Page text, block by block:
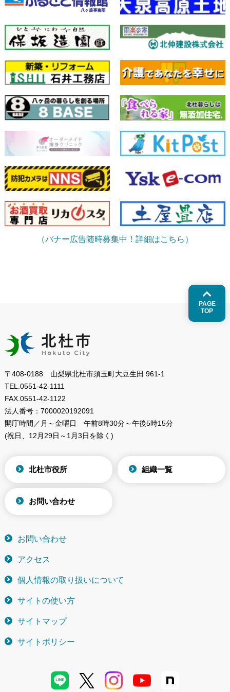
（バナー広告随時募集中！詳細はこちら）
PAGE
TOP
〒408-0188 山梨県北杜市須玉町大豆生田 961-1
TEL. 0551-42-1111
FAX. 0551-42-1122
法人番号： 7000020192091
開庁時間／月～金曜日
午前8時30分～午後5時15分
(祝日、12月29日～1月3日を除く)
北杜市役所 組織一覧
お問い合わせ
お問い合わせ
アクセス
個人情報の取り扱いについて
サイトの使い方
サイトマップ
サイトポリシー